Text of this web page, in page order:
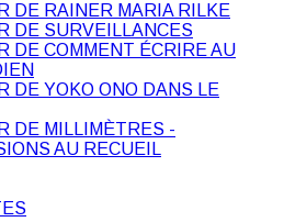
DE RAINER MARIA RILKE
DE SURVEILLANCES
DE COMMENT ÉCRIRE AU
DE YOKO ONO DANS LE
DE MILLIMÈTRES -
AU RECUEIL